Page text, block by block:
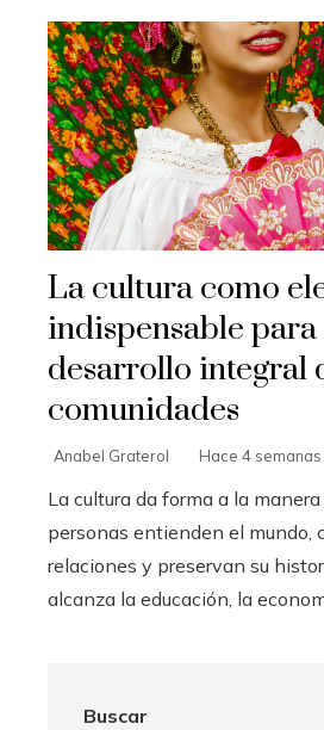
La cultura como
indispensable para
desarrollo integral
comunidades
Anabel Graterol Hace 4 semanas
La cultura da forma a la
personas entienden el mundo,
relaciones y preservan su
alcanza la educación, la
Buscar